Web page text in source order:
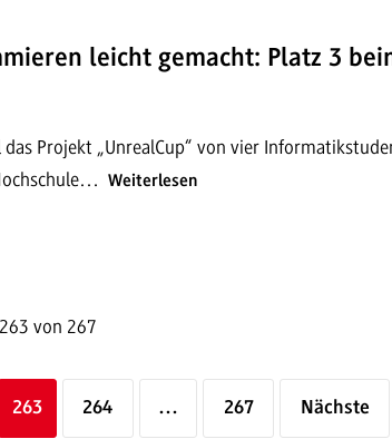
leicht gemacht: Platz 3
Projekt „UnrealCup“ von vier
Weiterlesen
von 267
263 264 … 267 Nächste